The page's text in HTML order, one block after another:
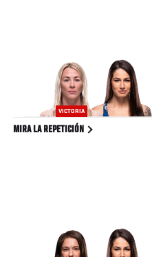
VICTORIA
MIRA LA REPETICIÓN